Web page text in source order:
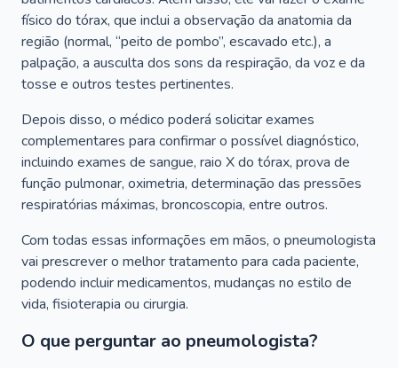
físico do tórax, que inclui a observação da anatomia da
região (normal, “peito de pombo”, escavado etc.), a
palpação, a ausculta dos sons da respiração, da voz e da
tosse e outros testes pertinentes.
Depois disso, o médico poderá solicitar exames
complementares para confirmar o possível diagnóstico,
incluindo exames de sangue, raio X do tórax, prova de
função pulmonar, oximetria, determinação das pressões
respiratórias máximas, broncoscopia, entre outros.
Com todas essas informações em mãos, o pneumologista
vai prescrever o melhor tratamento para cada paciente,
podendo incluir medicamentos, mudanças no estilo de
vida, fisioterapia ou cirurgia.
O que perguntar ao pneumologista?